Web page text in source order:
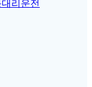
리운전